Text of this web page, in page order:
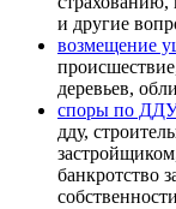
и другие
возмещение
деревьев,
споры по ДДУ
дду,
банкротство